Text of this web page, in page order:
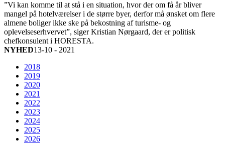
”Vi kan komme til at stå i en situation, hvor der om få år bliver
mangel på hotelværelser i de større byer, derfor må ønsket om flere
almene boliger ikke ske på bekostning af turisme- og
oplevelseserhvervet”, siger Kristian Nørgaard, der er politisk
chefkonsulent i HORESTA.
NYHED13-10 - 2021
2018
2019
2020
2021
2022
2023
2024
2025
2026